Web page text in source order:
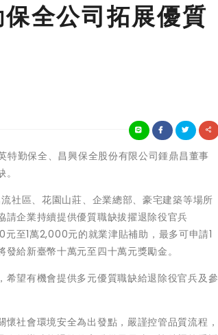
全公司拓展優質
勤保全、昌興保全股份有限公司鍾鼎昌董事
社區、花園山莊、企業總部、豪宅建築等場所
企業持續提供優質職缺拔擢退除役官兵
至1萬2,000元的就業津貼補助，最多可申請1
給新臺幣十萬元至四十萬元獎勵金。
望有機會提供多元優質職缺給退除役官兵及參
社會環境安全為出發點，嚴謹控管品質流程，